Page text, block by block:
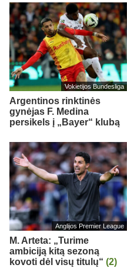
Vokietijos Bundesliga
Argentinos rinktinės
gynėjas F. Medina
persikels į „Bayer“ klubą
Anglijos Premier League
M. Arteta: „Turime
ambiciją kitą sezoną
kovoti dėl visų titulų“ (2)